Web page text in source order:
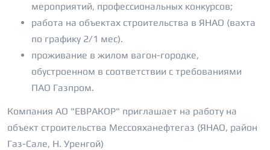
мероприятий, профессиональных конкурсов;
работа на объектах строительства в ЯНАО (вахта
по графику 2/1 мес).
проживание в жилом вагон-городке,
обустроенном в соответствии с требованиями
ПАО Газпром.
Компания АО "ЕВРАКОР" приглашает на работу на
объект строительства Мессояханефтегаз (ЯНАО, район
Газ-Сале, Н. Уренгой)